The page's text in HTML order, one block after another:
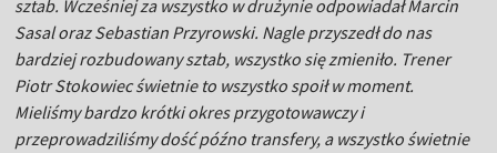
sztab. Wcześniej za wszystko w drużynie odpowiadał Marcin
Sasal oraz Sebastian Przyrowski. Nagle przyszedł do nas
bardziej rozbudowany sztab, wszystko się zmieniło. Trener
Piotr Stokowiec świetnie to wszystko spoił w moment.
Mieliśmy bardzo krótki okres przygotowawczy i
przeprowadziliśmy dość późno transfery, a wszystko świetnie